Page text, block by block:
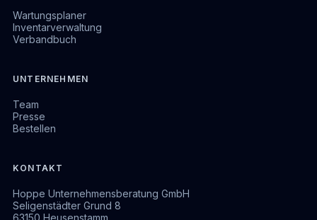
Wartungsplaner
Inventarverwaltung
Verbandbuch
UNTERNEHMEN
Team
Presse
Bestellen
KONTAKT
Hoppe Unternehmensberatung GmbH
Seligenstädter Grund 8
63150 Heusenstamm